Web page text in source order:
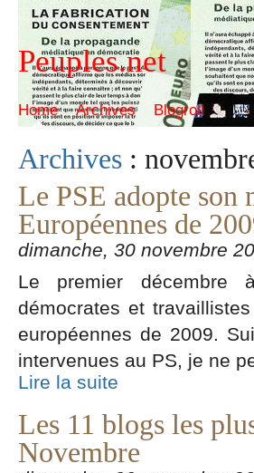
Peuples.net
Home Archives Blogroll
Archives :
Le PSE adopte son
Européennes de
dimanche, 30 novembre
Le premier décembre
démocrates et
européennes de 2009.
intervenues au PS, je ne
Lire la suite
Les 11 blogs les
Novembre